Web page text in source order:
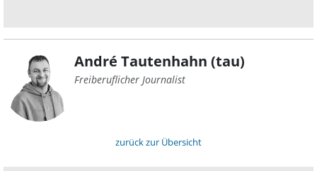
André Tautenhahn (tau)
Freiberuflicher Journalist
zurück zur Übersicht